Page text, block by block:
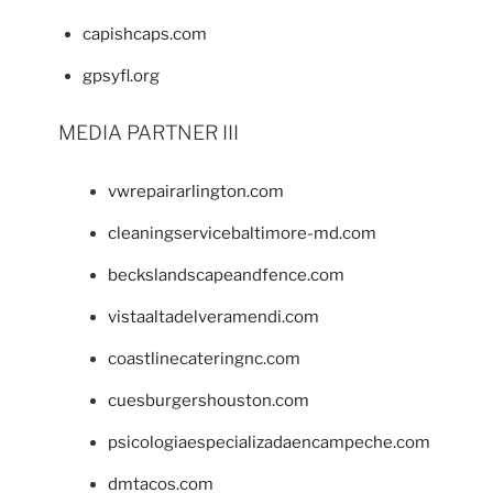
capishcaps.com
gpsyfl.org
MEDIA PARTNER III
vwrepairarlington.com
cleaningservicebaltimore-md.com
beckslandscapeandfence.com
vistaaltadelveramendi.com
coastlinecateringnc.com
cuesburgershouston.com
psicologiaespecializadaencampeche.com
dmtacos.com